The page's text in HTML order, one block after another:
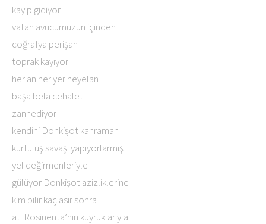
kayıp gidiyor
vatan avucumuzun içinden
coğrafya perişan
toprak kayıyor
her an her yer heyelan
başa bela cehalet
zannediyor
kendini Donkişot kahraman
kurtuluş savaşı yapıyorlarmış
yel değirmenleriyle
gülüyor Donkişot azizliklerine
kim bilir kaç asır sonra
atı Rosinenta’nın kuyruklarıyla